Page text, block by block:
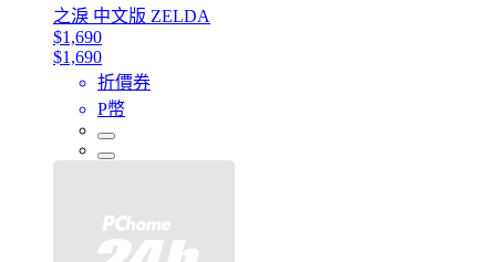
之淚 中文版 ZELDA
$1,690
$1,690
折價券
P幣